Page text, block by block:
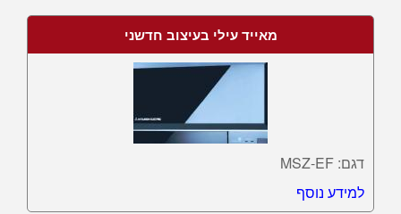
מאייד עילי בעיצוב חדשני
דגם: MSZ-EF
למידע נוסף